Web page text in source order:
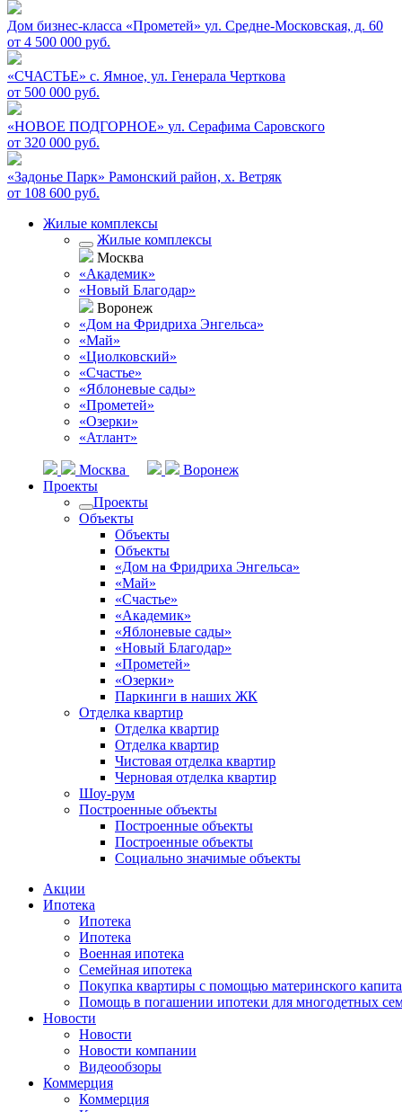
Дом бизнес-класса «Прометей» ул. Средне-Московская, д. 60
от 4 500 000 руб.
«СЧАСТЬЕ» c. Ямное, ул. Генерала Черткова
от 500 000 руб.
«НОВОЕ ПОДГОРНОЕ» ул. Серафима Саровского
от 320 000 руб.
«Задонье Парк» Рамонский район, х. Ветряк
от 108 600 руб.
Жилые комплексы
Жилые комплексы
Москва
«Академик»
«Новый Благодар»
Воронеж
«Дом на Фридриха Энгельса»
«Май»
«Циолковский»
«Счастье»
«Яблоневые сады»
«Прометей»
«Озерки»
«Атлант»
Москва
Воронеж
Проекты
Проекты
Объекты
Объекты
Объекты
«Дом на Фридриха Энгельса»
«Май»
«Счастье»
«Академик»
«Яблоневые сады»
«Новый Благодар»
«Прометей»
«Озерки»
Паркинги в наших ЖК
Отделка квартир
Отделка квартир
Отделка квартир
Чистовая отделка квартир
Черновая отделка квартир
Шоу-рум
Построенные объекты
Построенные объекты
Построенные объекты
Социально значимые объекты
Акции
Ипотека
Ипотека
Ипотека
Военная ипотека
Семейная ипотека
Покупка квартиры с помощью материнского
Помощь в погашении ипотеки для многодетных
Новости
Новости
Новости компании
Видеообзоры
Коммерция
Коммерция